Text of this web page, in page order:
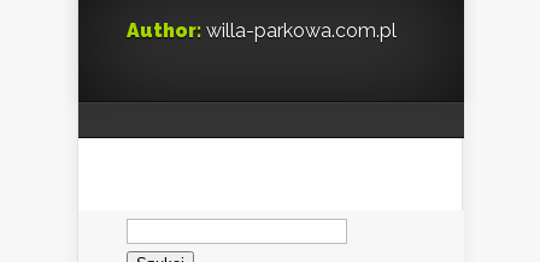
Author: willa-parkowa.com.pl
Szukaj: